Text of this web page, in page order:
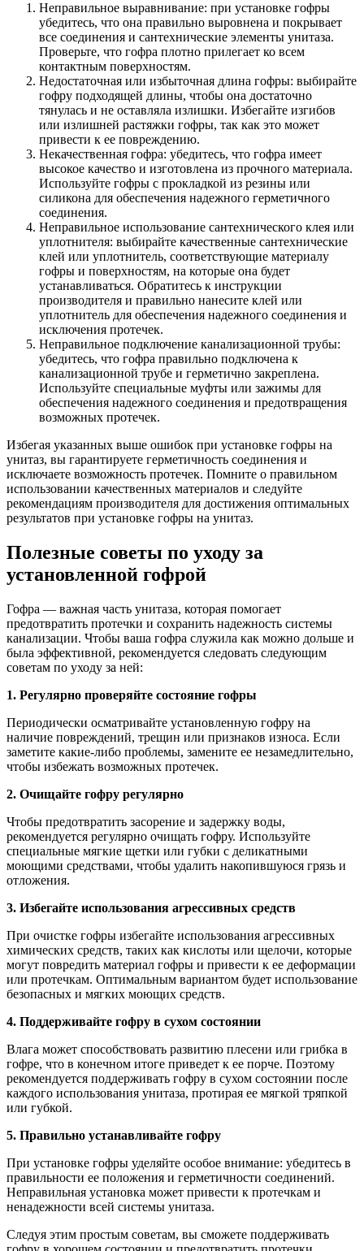
Неправильное выравнивание: при установке гофры
убедитесь, что она правильно выровнена и покрывает
все соединения и сантехнические элементы унитаза.
Проверьте, что гофра плотно прилегает ко всем
контактным поверхностям.
Недостаточная или избыточная длина гофры: выбирайте
гофру подходящей длины, чтобы она достаточно
тянулась и не оставляла излишки. Избегайте изгибов
или излишней растяжки гофры, так как это может
привести к ее повреждению.
Некачественная гофра: убедитесь, что гофра имеет
высокое качество и изготовлена из прочного материала.
Используйте гофры с прокладкой из резины или
силикона для обеспечения надежного герметичного
соединения.
Неправильное использование сантехнического клея или
уплотнителя: выбирайте качественные сантехнические
клей или уплотнитель, соответствующие материалу
гофры и поверхностям, на которые она будет
устанавливаться. Обратитесь к инструкции
производителя и правильно нанесите клей или
уплотнитель для обеспечения надежного соединения и
исключения протечек.
Неправильное подключение канализационной трубы:
убедитесь, что гофра правильно подключена к
канализационной трубе и герметично закреплена.
Используйте специальные муфты или зажимы для
обеспечения надежного соединения и предотвращения
возможных протечек.
Избегая указанных выше ошибок при установке гофры на
унитаз, вы гарантируете герметичность соединения и
исключаете возможность протечек. Помните о правильном
использовании качественных материалов и следуйте
рекомендациям производителя для достижения оптимальных
результатов при установке гофры на унитаз.
Полезные советы по уходу за
установленной гофрой
Гофра — важная часть унитаза, которая помогает
предотвратить протечки и сохранить надежность системы
канализации. Чтобы ваша гофра служила как можно дольше и
была эффективной, рекомендуется следовать следующим
советам по уходу за ней:
1. Регулярно проверяйте состояние гофры
Периодически осматривайте установленную гофру на
наличие повреждений, трещин или признаков износа. Если
заметите какие-либо проблемы, замените ее незамедлительно,
чтобы избежать возможных протечек.
2. Очищайте гофру регулярно
Чтобы предотвратить засорение и задержку воды,
рекомендуется регулярно очищать гофру. Используйте
специальные мягкие щетки или губки с деликатными
моющими средствами, чтобы удалить накопившуюся грязь и
отложения.
3. Избегайте использования агрессивных средств
При очистке гофры избегайте использования агрессивных
химических средств, таких как кислоты или щелочи, которые
могут повредить материал гофры и привести к ее деформации
или протечкам. Оптимальным вариантом будет использование
безопасных и мягких моющих средств.
4. Поддерживайте гофру в сухом состоянии
Влага может способствовать развитию плесени или грибка в
гофре, что в конечном итоге приведет к ее порче. Поэтому
рекомендуется поддерживать гофру в сухом состоянии после
каждого использования унитаза, протирая ее мягкой тряпкой
или губкой.
5. Правильно устанавливайте гофру
При установке гофры уделяйте особое внимание: убедитесь в
правильности ее положения и герметичности соединений.
Неправильная установка может привести к протечкам и
ненадежности всей системы унитаза.
Следуя этим простым советам, вы сможете поддерживать